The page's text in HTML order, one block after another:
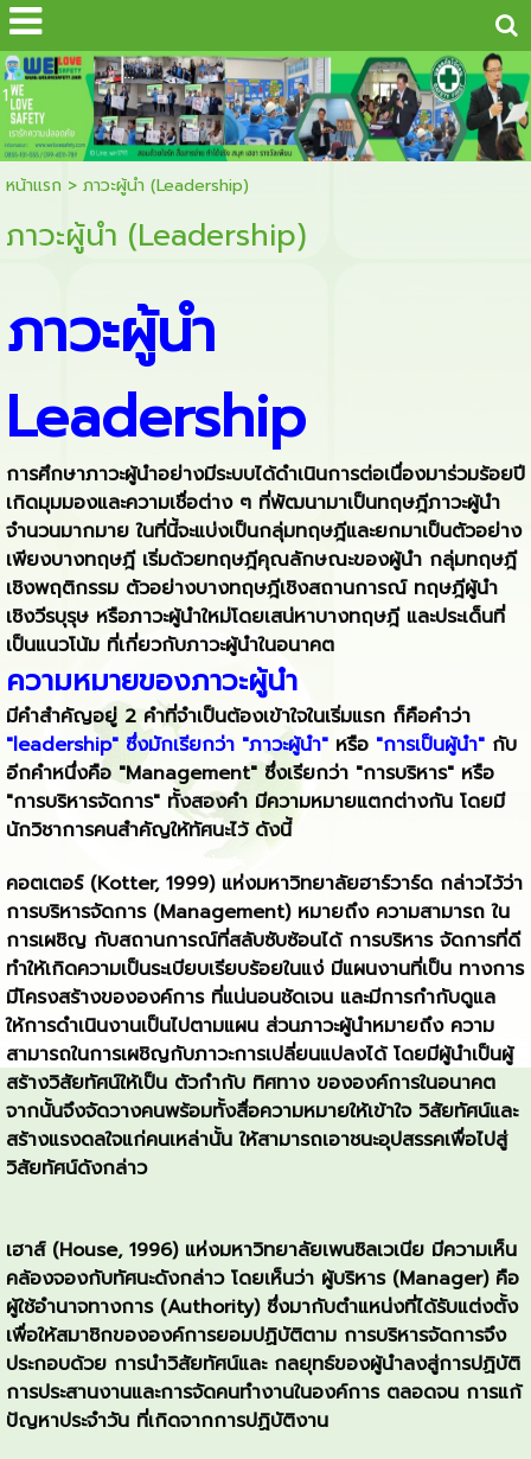
...
1
หน้าแรก > ภาวะผู้นํา (Leadership)
ภาวะผู้นํา (Leadership)
ภาวะผู้นำ
Leadership
การศึกษาภาวะผู้นำอย่างมีระบบได้ดำเนินการต่อเนื่องมาร่วมร้อยปี
เกิดมุมมองและความเชื่อต่าง ๆ ที่พัฒนามาเป็นทฤษฎีภาวะผู้นำ
จำนวนมากมาย ในที่นี้จะแบ่งเป็นกลุ่มทฤษฎีและยกมาเป็นตัวอย่าง
เพียงบางทฤษฎี เริ่มด้วยทฤษฎีคุณลักษณะของผู้นำ กลุ่มทฤษฎี
เชิงพฤติกรรม ตัวอย่างบางทฤษฎีเชิงสถานการณ์ ทฤษฎีผู้นำ
เชิงวีรบุรุษ หรือภาวะผู้นำใหม่โดยเสน่หาบางทฤษฎี และประเด็นที่
เป็นแนวโน้ม ที่เกี่ยวกับภาวะผู้นำในอนาคต
ความหมายของภาวะผู้นำ
มีคำสำคัญอยู่ 2 คำที่จำเป็นต้องเข้าใจในเริ่มแรก ก็คือคำว่า
"leadership" ซึ่งมักเรียกว่า "ภาวะผู้นำ"หรือ "การเป็นผู้นำ"กับ
อีกคำหนึ่งคือ "Management" ซึ่งเรียกว่า "การบริหาร" หรือ
"การบริหารจัดการ" ทั้งสองคำ มีความหมายแตกต่างกัน โดยมี
นักวิชาการคนสำคัญให้ทัศนะไว้ ดังนี้
คอตเตอร์ (Kotter, 1999) แห่งมหาวิทยาลัยฮาร์วาร์ด กล่าวไว้ว่า
การบริหารจัดการ (Management) หมายถึง ความสามารถ ใน
การเผชิญ กับสถานการณ์ที่สลับซับซ้อนได้ การบริหาร จัดการที่ดี
ทำให้เกิดความเป็นระเบียบเรียบร้อยในแง่ มีแผนงานที่เป็น ทางการ
มีโครงสร้างขององค์การ ที่แน่นอนชัดเจน และมีการกำกับดูแล
ให้การดำเนินงานเป็นไปตามแผน ส่วนภาวะผู้นำหมายถึง ความ
สามารถในการเผชิญกับภาวะการเปลี่ยนแปลงได้ โดยมีผู้นำเป็นผู้
สร้างวิสัยทัศน์ให้เป็น ตัวกำกับ ทิศทาง ขององค์การในอนาคต
จากนั้นจึงจัดวางคนพร้อมทั้งสื่อความหมายให้เข้าใจ วิสัยทัศน์และ
สร้างแรงดลใจแก่คนเหล่านั้น ให้สามารถเอาชนะอุปสรรคเพื่อไปสู่
วิสัยทัศน์ดังกล่าว
เฮาส์ (House, 1996) แห่งมหาวิทยาลัยเพนซิลเวเนีย มีความเห็น
คล้องจองกับทัศนะดังกล่าว โดยเห็นว่า ผู้บริหาร (Manager) คือ
ผู้ใช้อำนาจทางการ (Authority) ซึ่งมากับตำแหน่งที่ได้รับแต่งตั้ง
เพื่อให้สมาชิกขององค์การยอมปฏิบัติตาม การบริหารจัดการจึง
ประกอบด้วย การนำวิสัยทัศน์และ กลยุทธ์ของผู้นำลงสู่การปฏิบัติ
การประสานงานและการจัดคนทำงานในองค์การ ตลอดจน การแก้
ปัญหาประจำวัน ที่เกิดจากการปฏิบัติงาน